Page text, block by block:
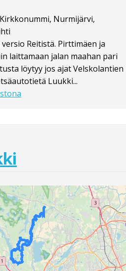
Nurmijärvi,
Reitistä. Pirttimäen ja
laittamaan jalan maahan pari
löytyy jos ajat Velskolantien
Luukki...